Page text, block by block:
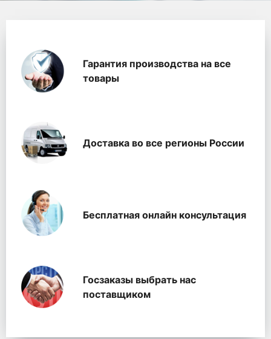
WhitePackГарантия производства на все
товары
Доставка во все регионы России
Бесплатная онлайн консультация
Госзаказы выбрать нас
поставщиком